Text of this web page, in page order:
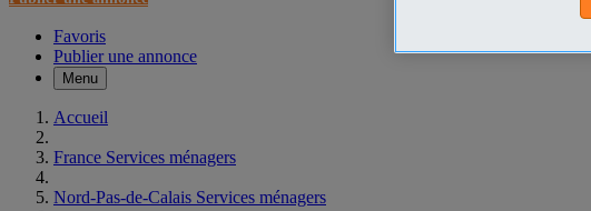
Favoris
Publier une annonce
Menu
Accueil
France Services ménagers
Nord-Pas-de-Calais Services ménagers